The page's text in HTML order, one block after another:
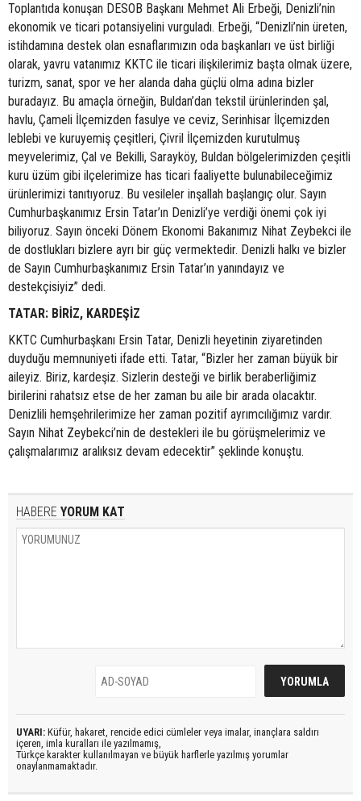
Toplantıda konuşan DESOB Başkanı Mehmet Ali Erbeği, Denizli’nin
ekonomik ve ticari potansiyelini vurguladı. Erbeği, “Denizli’nin üreten,
istihdamına destek olan esnaflarımızın oda başkanları ve üst birliği
olarak, yavru vatanımız KKTC ile ticari ilişkilerimiz başta olmak üzere,
turizm, sanat, spor ve her alanda daha güçlü olma adına bizler
buradayız. Bu amaçla örneğin, Buldan’dan tekstil ürünlerinden şal,
havlu, Çameli İlçemizden fasulye ve ceviz, Serinhisar İlçemizden
leblebi ve kuruyemiş çeşitleri, Çivril İlçemizden kurutulmuş
meyvelerimiz, Çal ve Bekilli, Sarayköy, Buldan bölgelerimizden çeşitli
kuru üzüm gibi ilçelerimize has ticari faaliyette bulunabileceğimiz
ürünlerimizi tanıtıyoruz. Bu vesileler inşallah başlangıç olur. Sayın
Cumhurbaşkanımız Ersin Tatar’ın Denizli’ye verdiği önemi çok iyi
biliyoruz. Sayın önceki Dönem Ekonomi Bakanımız Nihat Zeybekci ile
de dostlukları bizlere ayrı bir güç vermektedir. Denizli halkı ve bizler
de Sayın Cumhurbaşkanımız Ersin Tatar’ın yanındayız ve
destekçisiyiz” dedi.
TATAR: BİRİZ, KARDEŞİZ
KKTC Cumhurbaşkanı Ersin Tatar, Denizli heyetinin ziyaretinden
duyduğu memnuniyeti ifade etti. Tatar, “Bizler her zaman büyük bir
aileyiz. Biriz, kardeşiz. Sizlerin desteği ve birlik beraberliğimiz
birilerini rahatsız etse de her zaman bu aile bir arada olacaktır.
Denizlili hemşehrilerimize her zaman pozitif ayrımcılığımız vardır.
Sayın Nihat Zeybekci’nin de destekleri ile bu görüşmelerimiz ve
çalışmalarımız aralıksız devam edecektir” şeklinde konuştu.
HABERE YORUM KAT
UYARI: Küfür, hakaret, rencide edici cümleler veya imalar, inançlara saldırı
içeren, imla kuralları ile yazılmamış,
Türkçe karakter kullanılmayan ve büyük harflerle yazılmış yorumlar
onaylanmamaktadır.